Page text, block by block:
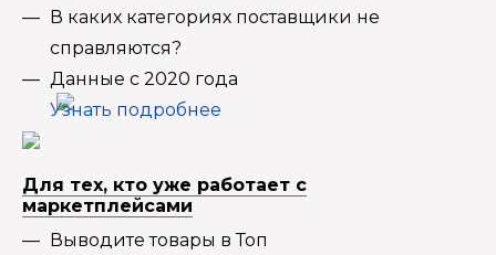
В каких категориях поставщики не
справляются?
Данные с 2020 года
Узнать подробнее
Для тех, кто уже работает с
маркетплейсами
Выводите товары в Топ